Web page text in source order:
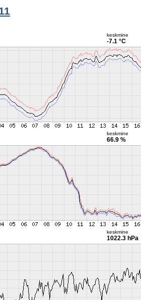
keskmine
-7.1 °C
keskmine
66.9 %
keskmine
1022.3 hPa